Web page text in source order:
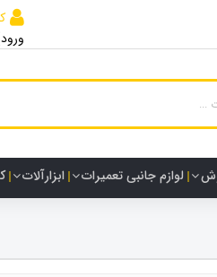
لوازم جانبی تعمیرات ابزارآلات